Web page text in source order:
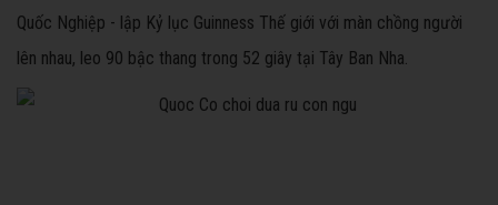
Quốc Nghiệp - lập Kỷ lục Guinness Thế giới với màn chồng người
lên nhau, leo 90 bậc thang trong 52 giây tại Tây Ban Nha.